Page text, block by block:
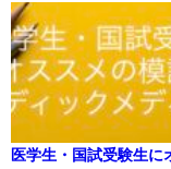
医学生・国試受験生に